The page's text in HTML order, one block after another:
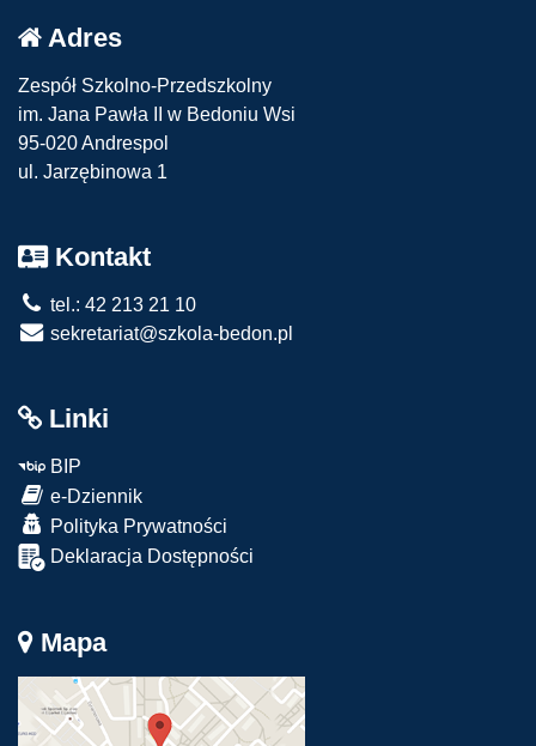
Adres
Zespół Szkolno-Przedszkolny
im. Jana Pawła II w Bedoniu Wsi
95-020 Andrespol
ul. Jarzębinowa 1
Kontakt
tel.: 42 213 21 10
sekretariat@szkola-bedon.pl
Linki
BIP
e-Dziennik
Polityka Prywatności
Deklaracja Dostępności
Mapa